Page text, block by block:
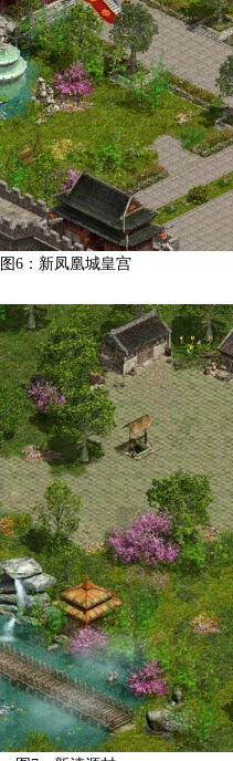
图6：新凤凰城皇宫